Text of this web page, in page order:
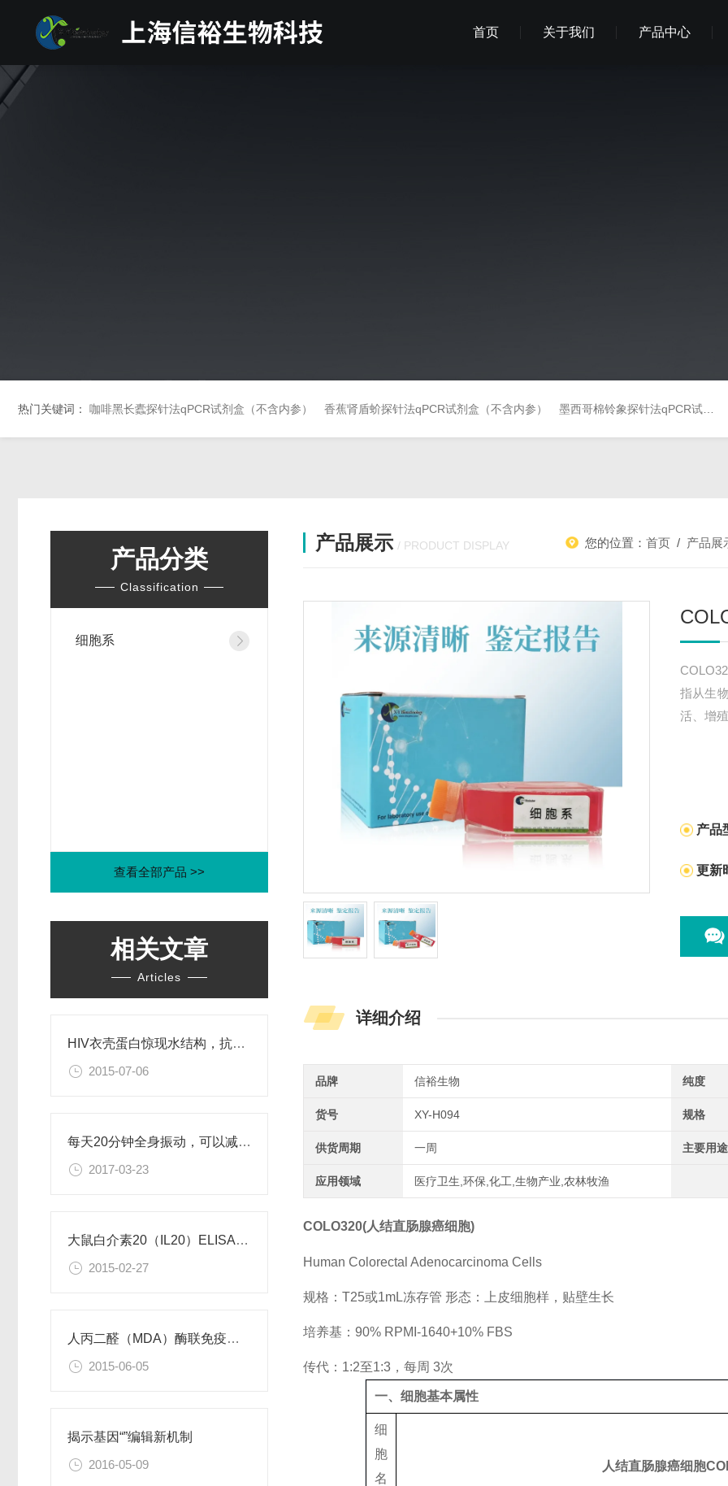
首页 关于我们 产品中心
热门关键词： 咖啡黑长蠹探针法qPCR试剂盒（不含内参） 香蕉肾盾蚧探针法qPCR试剂盒（不含内参） 墨西哥棉铃象探针法qPCR试剂盒（不含内参）
产品分类
Classification
细胞系
查看全部产品 >>
相关文章
Articles
HIV衣壳蛋白惊现水结构，抗艾药物新思路
2015-07-06
每天20分钟全身振动，可以减肥、对抗糖尿病
2017-03-23
大鼠白介素20（IL20）ELISA试剂盒
2015-02-27
人丙二醛（MDA）酶联免疫分析试剂盒使用说明书
2015-06-05
揭示基因“”编辑新机制
2016-05-09
产品展示 / PRODUCT DISPLAY 您的位置： 首页 / 产品展
指从生
活、增
产品
更新
详细介绍
品牌 信裕生物 纯度
货号 XY-H094 规格
供货周期 一周 主要用途
应用领域 医疗卫生,环保,化工,生物产业,农林牧渔
COLO320(人结直肠腺癌细胞)
Human Colorectal Adenocarcinoma Cells
规格：T25或1mL冻存管 形态：上皮细胞样，贴壁生长
培养基：90% RPMI-1640+10% FBS
传代：1:2至1:3，每周 3次
一、细胞基本属性
细
胞
名
人结直肠腺癌细胞